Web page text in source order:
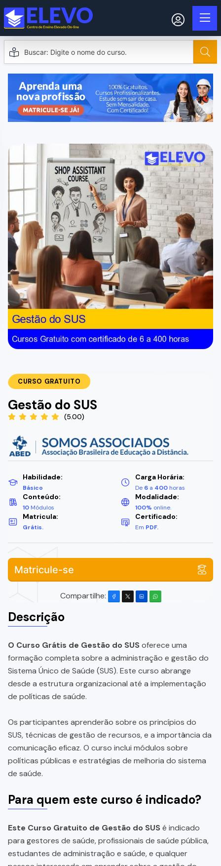
CURSO GRATUITO
Gestão do SUS
(5.00)
Habilidade:
Básico
Carga Horária:
De 6 a 400 horas
Conteúdo:
10 Módulos
Modalidade:
100% online.
Matricula:
Grátis.
Certificado:
Em PDF.
Matricule-se
Compartilhe:
Descrição
O Curso Grátis de Gestão do SUSoferece uma
formação completa sobre a administração e gestão do
Sistema Único de Saúde (SUS). Este curso abrange
desde a estrutura organizacional até a implementação
de políticas de saúde.
Os participantes aprenderão sobre os princípios do
SUS, técnicas de gestão de recursos, e a importância da
comunicação eficaz. O curso inclui módulos sobre
políticas públicas e estratégias de melhoria do sistema
de saúde.
Para quem este curso é indicado?
Este Curso Gratuito de Gestão do SUSé indicado
para gestores de saúde, profissionais de saúde pública,
estudantes de administração e saúde, e qualquer